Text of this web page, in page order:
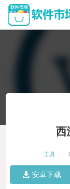
西
工具
安卓下载